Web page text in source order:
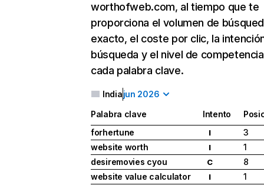
worthofweb.com, al tiempo que te
proporciona el volumen de
exacto, el coste por clic, la
búsqueda y el nivel de
cada palabra clave.
Indiajun 2026
Palabra clave Intento
forhertune
I
3
website worth
I
1
desiremovies cyou
C
8
website value calculator
I
1